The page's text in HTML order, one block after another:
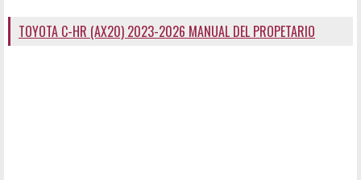
TOYOTA C-HR (AX20) 2023-2026 MANUAL DEL PROPETARIO